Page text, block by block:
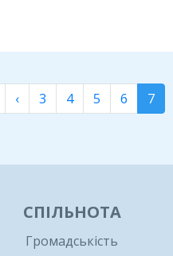
‹ 3 4 5 6 7
СПІЛЬНОТА
Громадськість